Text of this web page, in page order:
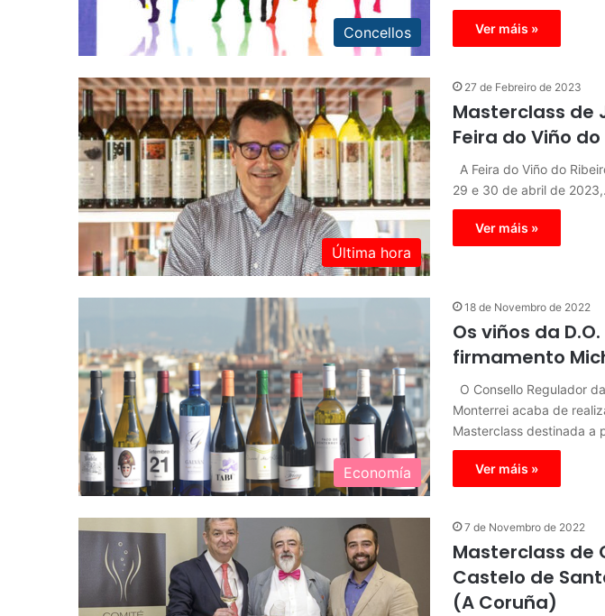
Concellos Ver máis »
Última hora
27 de Febreiro de 2023
Masterclass de
Feira do Viño do
A Feira do Viño do
29 e 30 de abril de
Ver máis »
Economía
18 de Novembro de 2022
Os viños da
firmamento
O Consello Regulador
Monterrei acaba de
Masterclass destinada a
Ver máis »
7 de Novembro de 2022
Masterclass de
Castelo de
(A Coruña)